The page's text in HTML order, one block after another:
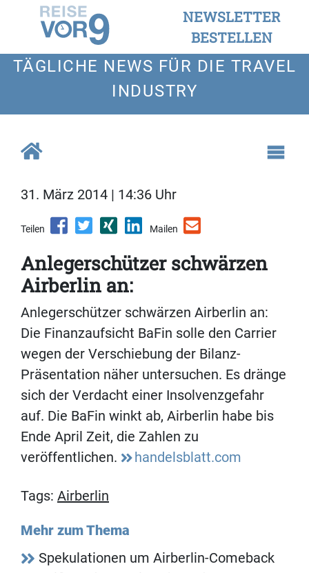
NEWSLETTER
BESTELLEN
TÄGLICHE NEWS FÜR DIE TRAVEL
INDUSTRY
31. März 2014 | 14:36 Uhr
Teilen Mailen
Anlegerschützer schwärzen
Airberlin an:
Anlegerschützer schwärzen Airberlin an:
Die Finanzaufsicht BaFin solle den Carrier
wegen der Verschiebung der Bilanz-
Präsentation näher untersuchen. Es dränge
sich der Verdacht einer Insolvenzgefahr
auf. Die BaFin winkt ab, Airberlin habe bis
Ende April Zeit, die Zahlen zu
veröffentlichen.
handelsblatt.com
Tags: Airberlin
Mehr zum Thema
Spekulationen um Airberlin-Comeback